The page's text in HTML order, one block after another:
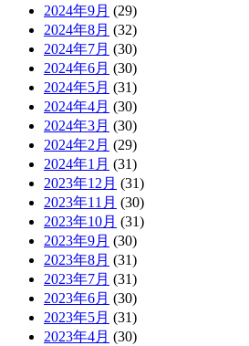
2024年9月 (29)
2024年8月 (32)
2024年7月 (30)
2024年6月 (30)
2024年5月 (31)
2024年4月 (30)
2024年3月 (30)
2024年2月 (29)
2024年1月 (31)
2023年12月 (31)
2023年11月 (30)
2023年10月 (31)
2023年9月 (30)
2023年8月 (31)
2023年7月 (31)
2023年6月 (30)
2023年5月 (31)
2023年4月 (30)